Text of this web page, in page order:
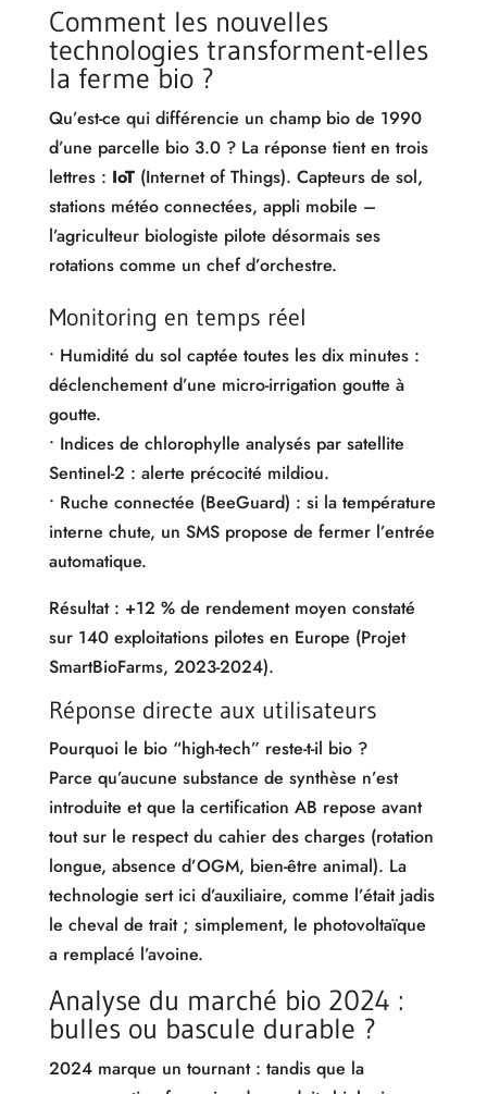
Comment les nouvelles
technologies transforment-elles
la ferme bio ?
Qu’est-ce qui différencie un champ bio de 1990
d’une parcelle bio 3.0 ? La réponse tient en trois
lettres : IoT(Internet of Things). Capteurs de sol,
stations météo connectées, appli mobile –
l’agriculteur biologiste pilote désormais ses
rotations comme un chef d’orchestre.
Monitoring en temps réel
• Humidité du sol captée toutes les dix minutes :
déclenchement d’une micro-irrigation goutte à
goutte.
• Indices de chlorophylle analysés par satellite
Sentinel-2 : alerte précocité mildiou.
• Ruche connectée (BeeGuard) : si la température
interne chute, un SMS propose de fermer l’entrée
automatique.
Résultat : +12 % de rendement moyen constaté
sur 140 exploitations pilotes en Europe (Projet
SmartBioFarms, 2023-2024).
Réponse directe aux utilisateurs
Pourquoi le bio “high-tech” reste-t-il bio ?
Parce qu’aucune substance de synthèse n’est
introduite et que la certification AB repose avant
tout sur le respect du cahier des charges (rotation
longue, absence d’OGM, bien-être animal). La
technologie sert ici d’auxiliaire, comme l’était jadis
le cheval de trait ; simplement, le photovoltaïque
a remplacé l’avoine.
Analyse du marché bio 2024 :
bulles ou bascule durable ?
2024 marque un tournant : tandis que la